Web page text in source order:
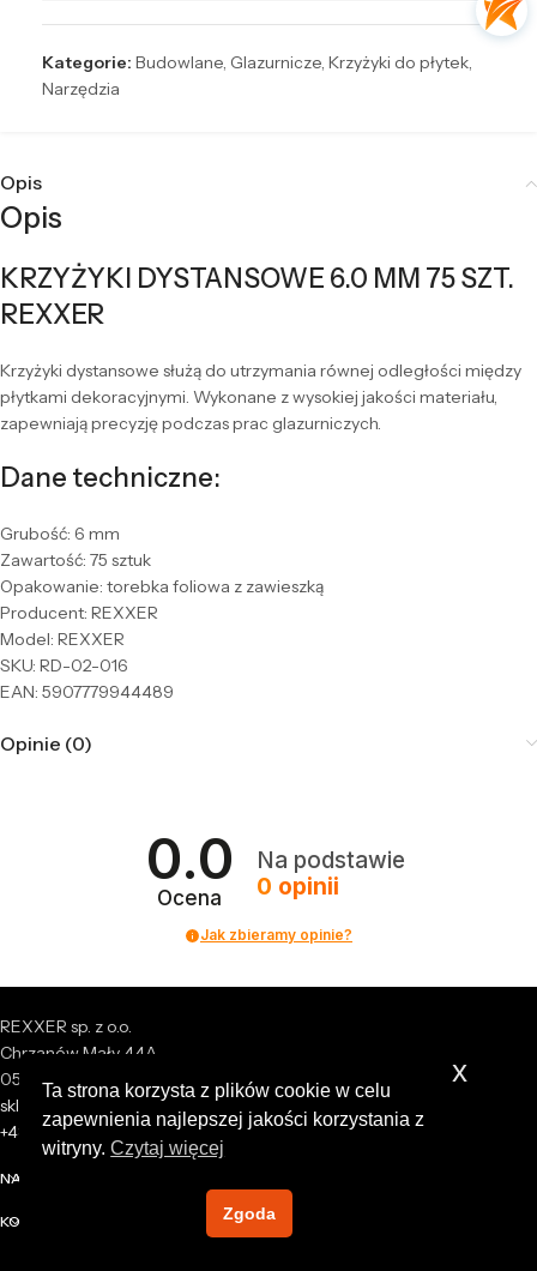
Kategorie: Budowlane, Glazurnicze, Krzyżyki do płytek,
Narzędzia
Opis
Opis
KRZYŻYKI DYSTANSOWE 6.0 MM 75 SZT.
REXXER
Krzyżyki dystansowe służą do utrzymania równej odległości między
płytkami dekoracyjnymi. Wykonane z wysokiej jakości materiału,
zapewniają precyzję podczas prac glazurniczych.
Dane techniczne:
Grubość: 6 mm
Zawartość: 75 sztuk
Opakowanie: torebka foliowa z zawieszką
Producent: REXXER
Model: REXXER
SKU: RD-02-016
EAN: 5907779944489
Opinie (0)
0.0
Ocena
Na podstawie
0 opinii
Jak zbieramy opinie?
REXXER sp. z o.o.
Chrzanów Mały 44A
05-825 Grodzisk Mazowiecki
sklep@rexxer.pl
+48 512 477 473
NASZA FIRMA
KONTO
Ta strona korzysta z plików cookie w celu
zapewnienia najlepszej jakości korzystania z
witryny.Czytaj więcej
Zgoda
x